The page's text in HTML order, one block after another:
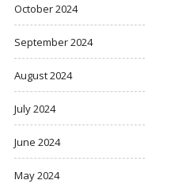
October 2024
September 2024
August 2024
July 2024
June 2024
May 2024